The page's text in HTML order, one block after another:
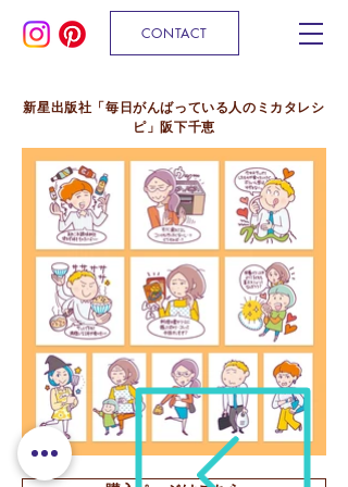
CONTACT
新星出版社「毎日がんばっている人のミカタレシ
ピ」阪下千恵